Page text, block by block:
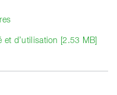
d’utilisation [2.53 MB]